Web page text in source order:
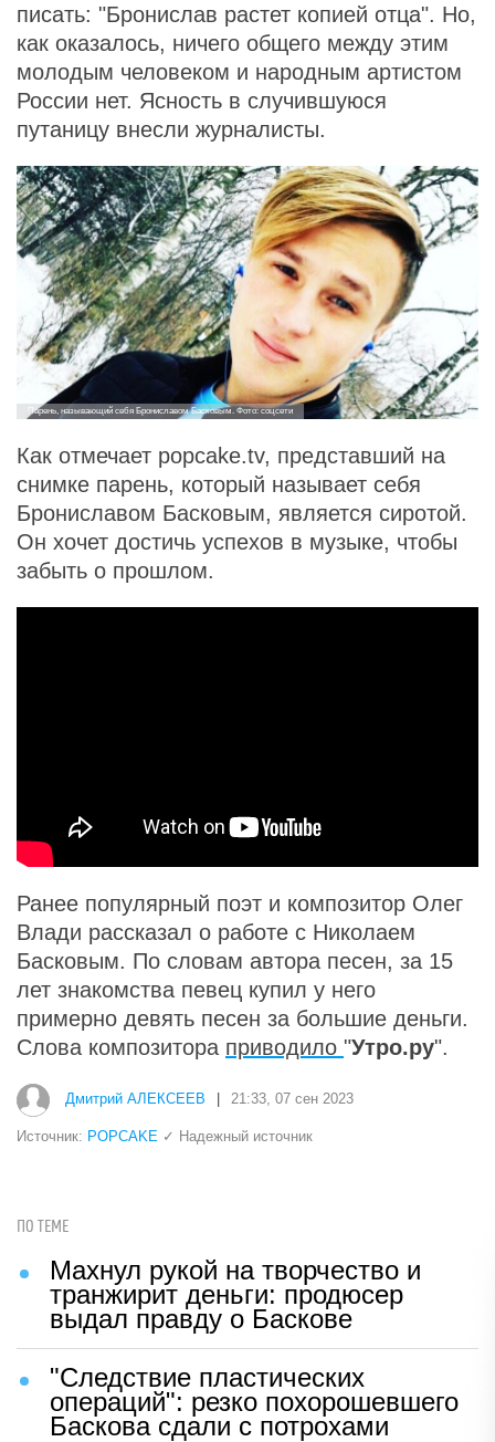
писать: "Бронислав растет копией отца". Но,
как оказалось, ничего общего между этим
молодым человеком и народным артистом
России нет. Ясность в случившуюся
путаницу внесли журналисты.
Парень, называющий себя Брониславом Басковым. Фото: соцсети
Как отмечает popcake.tv, представший на
снимке парень, который называет себя
Брониславом Басковым, является сиротой.
Он хочет достичь успехов в музыке, чтобы
забыть о прошлом.
Ранее популярный поэт и композитор Олег
Влади рассказал о работе с Николаем
Басковым. По словам автора песен, за 15
лет знакомства певец купил у него
примерно девять песен за большие деньги.
Слова композитора приводило "Утро.ру".
Дмитрий АЛЕКСЕЕВ 21:33, 07 сен 2023
Источник: POPCAKE ✓ Надежный источник
ПО ТЕМЕ
Махнул рукой на творчество и
транжирит деньги: продюсер
выдал правду о Баскове
"Следствие пластических
операций": резко похорошевшего
Баскова сдали с потрохами